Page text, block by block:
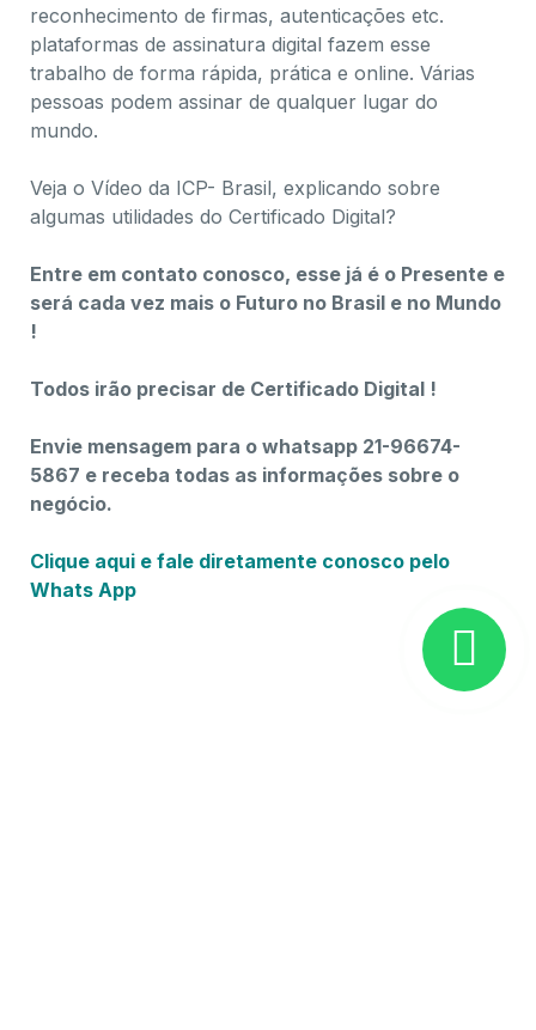
reconhecimento de firmas, autenticações etc.
plataformas de assinatura digital fazem esse
trabalho de forma rápida, prática e online.​ Várias
pessoas podem assinar de qualquer lugar do
mundo.
Veja o Vídeo da ICP- Brasil, explicando sobre
algumas utilidades do Certificado Digital?
Entre em contato conosco, esse já é o Presente e
será cada vez mais o Futuro no Brasil e no Mundo
!
Todos irão precisar de Certificado Digital !
Envie mensagem para o whatsapp 21-96674-
5867 e receba todas as informações sobre o
negócio.
Clique aqui e fale diretamente conosco pelo
Whats App